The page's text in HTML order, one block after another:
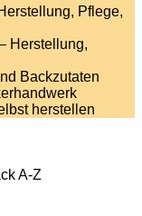
Pflege,
Herstellung,
Backzutaten
herstellen
A-Z